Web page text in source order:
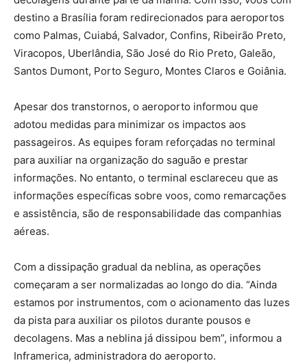
destino a Brasília foram redirecionados para aeroportos
como Palmas, Cuiabá, Salvador, Confins, Ribeirão Preto,
Viracopos, Uberlândia, São José do Rio Preto, Galeão,
Santos Dumont, Porto Seguro, Montes Claros e Goiânia.
Apesar dos transtornos, o aeroporto informou que
adotou medidas para minimizar os impactos aos
passageiros. As equipes foram reforçadas no terminal
para auxiliar na organização do saguão e prestar
informações. No entanto, o terminal esclareceu que as
informações específicas sobre voos, como remarcações
e assistência, são de responsabilidade das companhias
aéreas.
Com a dissipação gradual da neblina, as operações
começaram a ser normalizadas ao longo do dia. “Ainda
estamos por instrumentos, com o acionamento das luzes
da pista para auxiliar os pilotos durante pousos e
decolagens. Mas a neblina já dissipou bem”, informou a
Inframerica, administradora do aeroporto.